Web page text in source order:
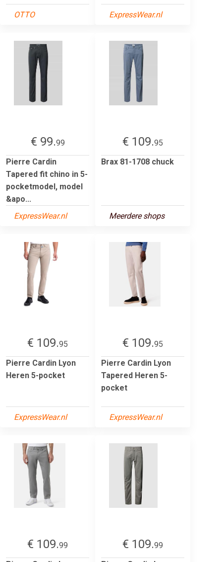
OTTO ExpressWear.nl
€ 99.99
Pierre Cardin
Tapered fit chino in 5-
pocketmodel, model
&apo...
ExpressWear.nl
€ 109.95
Brax 81-1708 chuck
Meerdere shops
€ 109.95
Pierre Cardin Lyon
Heren 5-pocket
ExpressWear.nl
€ 109.95
Pierre Cardin Lyon
Tapered Heren 5-
pocket
ExpressWear.nl
€ 109.99
€ 109.99